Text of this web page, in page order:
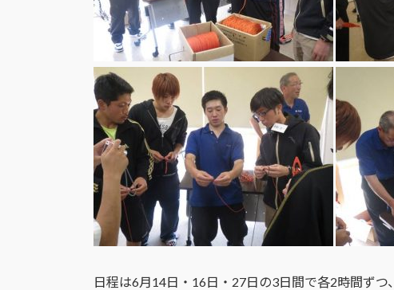
日程は6月14日・16日・27日の3日間で各2時間ずつ、